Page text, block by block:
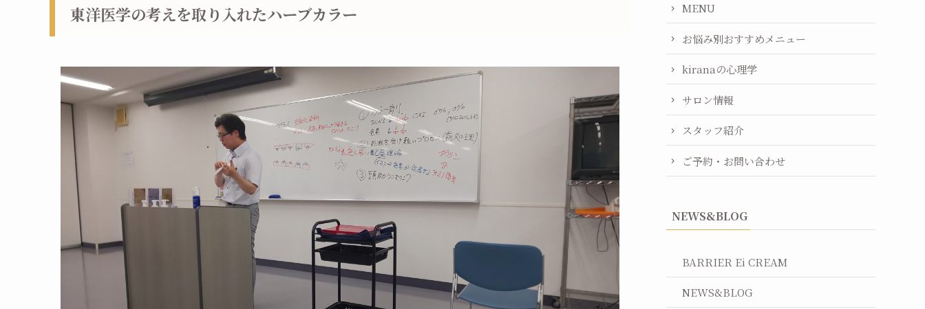
東洋医学の考えを取り入れたハーブカラー MENU
お悩み別おすすめメニュー
kiranaの心理学
サロン情報
スタッフ紹介
ご予約・お問い合わせ
NEWS&BLOG
BARRIER Ei CREAM
NEWS&BLOG